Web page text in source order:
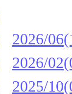
2026/
2026/
2025/